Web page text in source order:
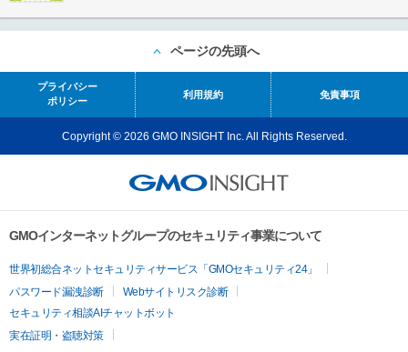
ページの先頭へ
プライバシー
ポリシー
利用規約 免責事項
Copyright © 2026 GMO INSIGHT Inc. All Rights Reserved.
GMOインターネットグループのセキュリティ事業について
世界初総合ネットセキュリティサービス「GMOセキュリティ24」
パスワード漏洩診断
Webサイトリスク診断
セキュリティ相談AIチャットボット
実在証明・盗聴対策